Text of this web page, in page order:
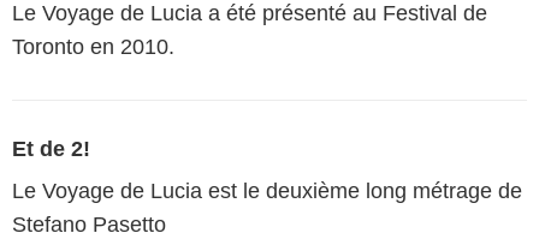
Le Voyage de Lucia a été présenté au Festival de
Toronto en 2010.
Et de 2!
Le Voyage de Lucia est le deuxième long métrage de
Stefano Pasetto